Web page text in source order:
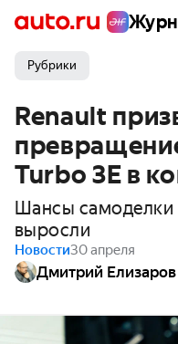
Рубрики
Renault
Turbo 3E в
Шансы самоделки
выросли
Новости30 апреля
Дмитрий Елизаров